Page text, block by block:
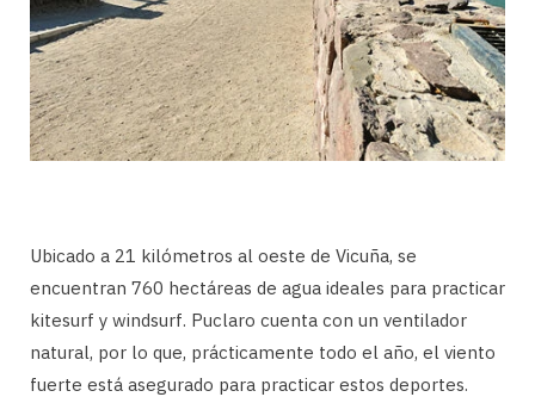
Ubicado a 21 kilómetros al oeste de Vicuña, se
encuentran 760 hectáreas de agua ideales para practicar
kitesurf y windsurf. Puclaro cuenta con un ventilador
natural, por lo que, prácticamente todo el año, el viento
fuerte está asegurado para practicar estos deportes.